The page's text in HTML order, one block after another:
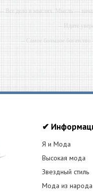
-- Все дело в мыслях. Мысль —
-- Идите
-- Самое большое
✔
Я и Мода
Высокая мода
Звездный стиль
Мода из народа